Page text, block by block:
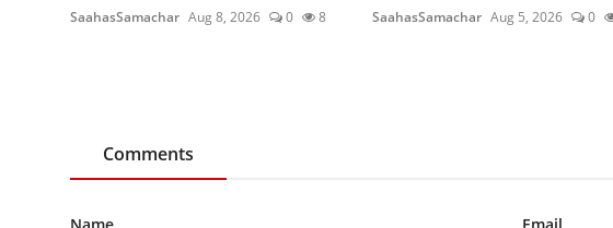
SaahasSamachar Aug 8, 2026 0 8 SaahasSamachar Aug 5, 2026 0
Comments